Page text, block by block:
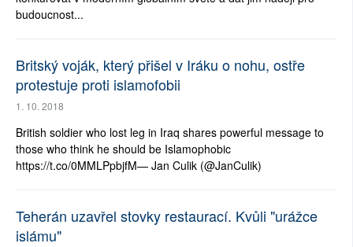
budoucnost...
Britský voják, který přišel v Iráku o nohu, ostře
protestuje proti islamofobii
1. 10. 2018
British soldier who lost leg in Iraq shares powerful message to
those who think he should be Islamophobic
https://t.co/0MMLPpbjfM— Jan Culik (@JanCulik)
Teherán uzavřel stovky restaurací. Kvůli "urážce
islámu"